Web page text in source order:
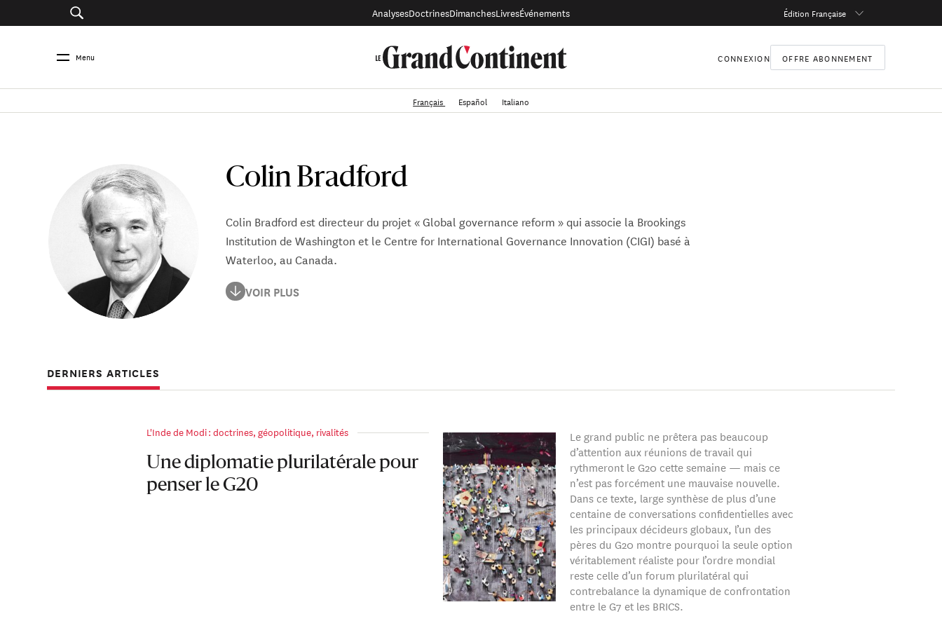
AnalysesDoctrinesDimanchesLivresÉvénements Édition Française
Menu CONNEXION OFFRE ABONNEMENT
Français Español Italiano
Colin Bradford
Colin Bradford est directeur du projet « Global governance reform » qui associe la Brookings
Institution de Washington et le Centre for International Governance Innovation (CIGI) basé à
Waterloo, au Canada.
Il a mené des travaux d’expertise en économie pour la Banque Mondiale, l’OCDE, l’US Agency for
International Development et le department du Trésor des États-Unis. Il a enseigné à Yale,
VOIR PLUS
DERNIERS ARTICLES
L'Inde de Modi : doctrines, géopolitique, rivalités
Une diplomatie plurilatérale pour
penser le G20
Le grand public ne prêtera pas beaucoup
d’attention aux réunions de travail qui
rythmeront le G20 cette semaine — mais ce
n’est pas forcément une mauvaise nouvelle.
Dans ce texte, large synthèse de plus d’une
centaine de conversations confidentielles avec
les principaux décideurs globaux, l’un des
pères du G20 montre pourquoi la seule option
véritablement réaliste pour l’ordre mondial
reste celle d’un forum plurilatéral qui
contrebalance la dynamique de confrontation
entre le G7 et les BRICS.